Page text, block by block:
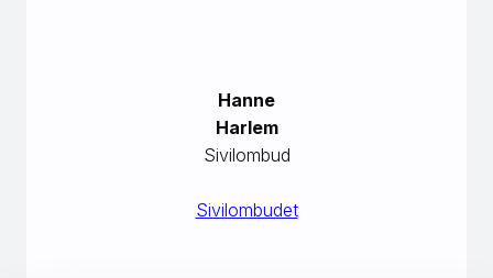
Hanne
Harlem
Sivilombud
Sivilombudet